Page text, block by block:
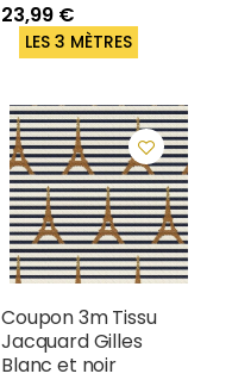
23,99 €
LES 3 MÈTRES
Coupon 3m Tissu
Jacquard Gilles
Blanc et noir